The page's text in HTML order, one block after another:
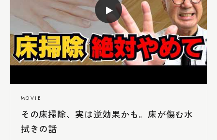
▶
MOVIE
その床掃除、実は逆効果かも。床が傷む水
拭きの話